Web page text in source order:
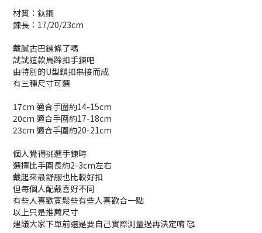
材質：鈦鋼
鍊長：17/20/23cm
戴膩古巴鍊條了嗎
試試這款馬蹄扣手鍊吧
由特別的U型鎖扣串接而成
有三種尺寸可選
17cm 適合手圍約14-15cm
20cm 適合手圍約17-18cm
23cm 適合手圍約20-21cm
個人覺得挑選手鍊時
選擇比手圍長約2-3cm左右
戴起來最舒服也比較好扣
但每個人配戴喜好不同
有些人喜歡寬鬆些有些人喜歡合一點
以上只是推薦尺寸
建議大家下單前還是要自己實際測量過再決定唷 🥰